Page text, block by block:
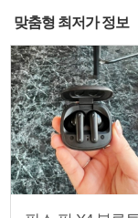
맞춤형 최저가 정보